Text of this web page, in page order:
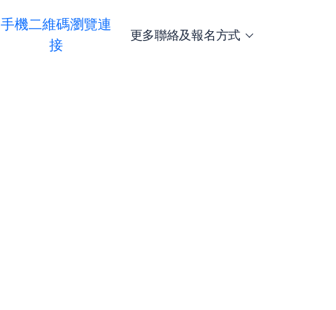
手機二維碼瀏覽連
接
更多聯絡及報名方式